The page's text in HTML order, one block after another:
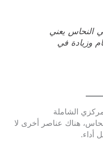
النحاس يعني
وزيادة في
الشاملة
هناك عناصر أخرى لا
أداء.